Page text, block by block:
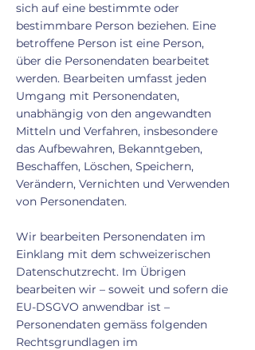
sich auf eine bestimmte oder
bestimmbare Person beziehen. Eine
betroffene Person ist eine Person,
über die Personendaten bearbeitet
werden. Bearbeiten umfasst jeden
Umgang mit Personendaten,
unabhängig von den angewandten
Mitteln und Verfahren, insbesondere
das Aufbewahren, Bekanntgeben,
Beschaffen, Löschen, Speichern,
Verändern, Vernichten und Verwenden
von Personendaten.
Wir bearbeiten Personendaten im
Einklang mit dem schweizerischen
Datenschutzrecht. Im Übrigen
bearbeiten wir – soweit und sofern die
EU-DSGVO anwendbar ist –
Personendaten gemäss folgenden
Rechtsgrundlagen im